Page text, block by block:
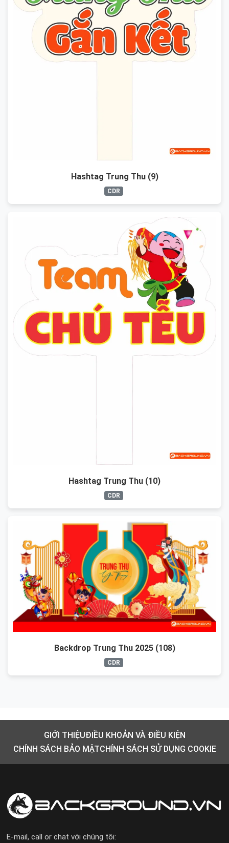
Hashtag Trung Thu (9)
CDR
Hashtag Trung Thu (10)
CDR
Backdrop Trung Thu 2025 (108)
CDR
GIỚI THIỆUĐIỀU KHOẢN VÀ ĐIỀU KIỆN
CHÍNH SÁCH BẢO MẬTCHÍNH SÁCH SỬ DỤNG COOKIE
E-mail, call or chat với chúng tôi: